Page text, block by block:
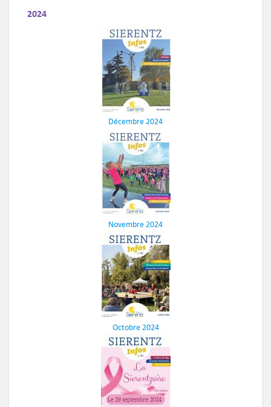
2024
Décembre 2024
Novembre 2024
Octobre 2024